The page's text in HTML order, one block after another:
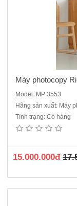
Máy photocopy
Model: MP 3553
Hãng sản xuất: Máy
Tình trạng: Có hàng
15.000.000đ
Máy photocopy
xuất năm 2017/